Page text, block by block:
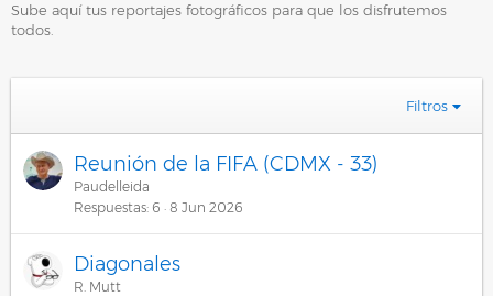
Sube aquí tus reportajes fotográficos para que los disfrutemos
todos.
Filtros
Reunión de la FIFA (CDMX - 33)
Paudelleida
Respuestas 6 8 Jun 2026
Diagonales
R. Mutt